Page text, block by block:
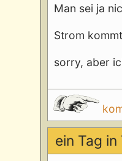
Man sei ja
Strom
sorry, aber
ein Tag